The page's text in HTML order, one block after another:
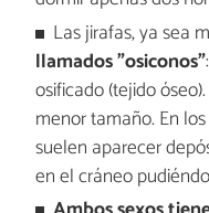
Las jirafas, ya sea
llamados "osiconos"
osificado (tejido
menor tamaño. En
suelen aparecer
en el cráneo